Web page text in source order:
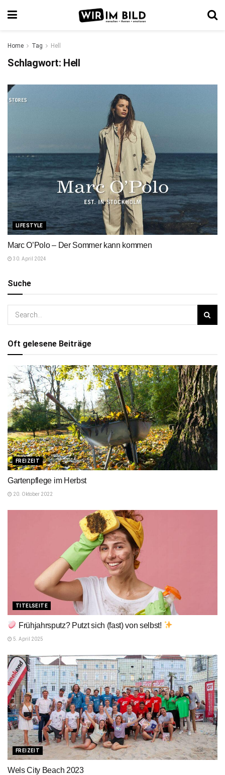
Home Tag Hell
Schlagwort: Hell
LIFESTYLE
Marc O’Polo – Der Sommer kann kommen
30. April 2024
Suche
Oft gelesene Beiträge
FREIZEIT
Gartenpflege im Herbst
20. Oktober 2022
TITELSEITE
Frühjahrsputz? Putzt sich (fast) von selbst!
5. April 2025
FREIZEIT
Wels City Beach 2023